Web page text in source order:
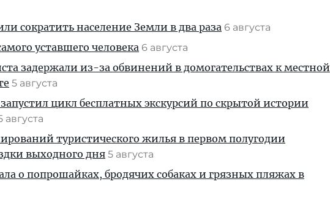
сократить население Земли в два раза 6 августа
уставшего человека 6 августа
задержали из-за обвинений в домогательствах к местной
5 августа
цикл бесплатных экскурсий по скрытой истории
августа
туристического жилья в первом полугодии
выходного дня 5 августа
о попрошайках, бродячих собаках и грязных пляжах в